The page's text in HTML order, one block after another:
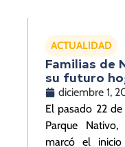
ACTUALIDAD
Familias de
su futuro
diciembre 1,
El pasado 22
Parque
marcó el